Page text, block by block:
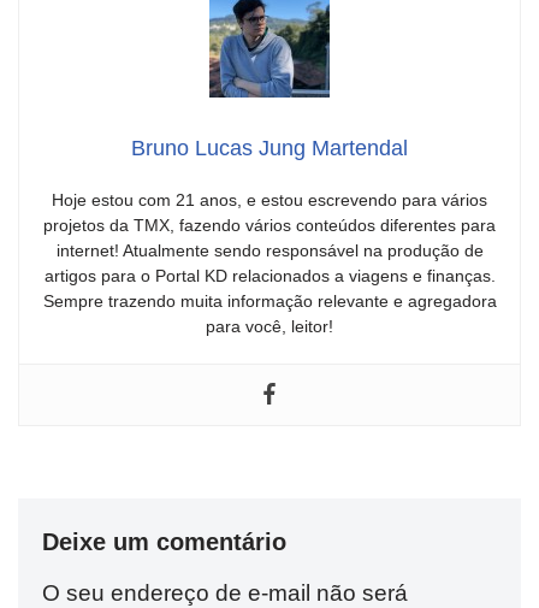
Bruno Lucas Jung Martendal
Hoje estou com 21 anos, e estou escrevendo para vários
projetos da TMX, fazendo vários conteúdos diferentes para
internet! Atualmente sendo responsável na produção de
artigos para o Portal KD relacionados a viagens e finanças.
Sempre trazendo muita informação relevante e agregadora
para você, leitor!
Deixe um comentário
O seu endereço de e-mail não será